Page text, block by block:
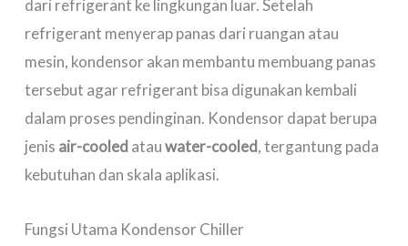
dari refrigerant ke lingkungan luar. Setelah
refrigerant menyerap panas dari ruangan atau
mesin, kondensor akan membantu membuang panas
tersebut agar refrigerant bisa digunakan kembali
dalam proses pendinginan. Kondensor dapat berupa
jenis air-cooledatauwater-cooled, tergantung pada
kebutuhan dan skala aplikasi.
Fungsi Utama Kondensor Chiller